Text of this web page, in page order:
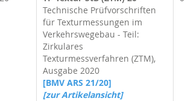
Technische Prüfvorschriften
für Texturmessungen im
Verkehrswegebau - Teil:
Zirkulares
Texturmessverfahren (ZTM),
Ausgabe 2020
[BMV ARS 21/20]
[zur Artikelansicht]